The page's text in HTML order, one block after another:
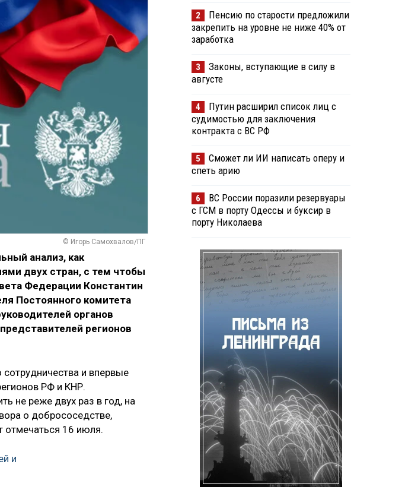
© Игорь Самохвалов/ПГ
анализ, как
двух стран, с тем чтобы
Федерации Константин
Постоянного комитета
органов
регионов
и впервые
РФ и КНР.
не реже двух раз в год, на
о добрососедстве,
отмечаться 16 июля.
и
2
Пенсию по старости предложили
закрепить на уровне не ниже 40% от
заработка
3
Законы, вступающие в силу в
августе
4
Путин расширил список лиц с
судимостью для заключения
контракта с ВС РФ
5
Сможет ли ИИ написать оперу и
спеть арию
6
ВС России поразили резервуары
с ГСМ в порту Одессы и буксир в
порту Николаева